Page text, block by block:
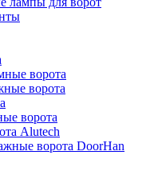
ворота
ворота
ворота
Alutech
ворота DoorHan